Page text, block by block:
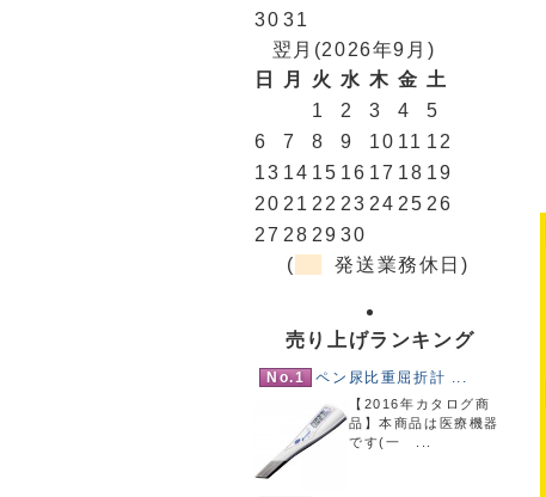
30 31
翌月(2026年9月)
日
月 火 水 木 金 土
1
2 3 4
5
6
7 8 9 10 11 12
13 14 15 16 17 18 19
20 21 22 23 24 25 26
27 28 29 30
(
発送業務休日)
売り上げランキング
No.1 ペン尿比重屈折計 ...
【2016年カタログ商
品】本商品は医療機器
です(一 ...